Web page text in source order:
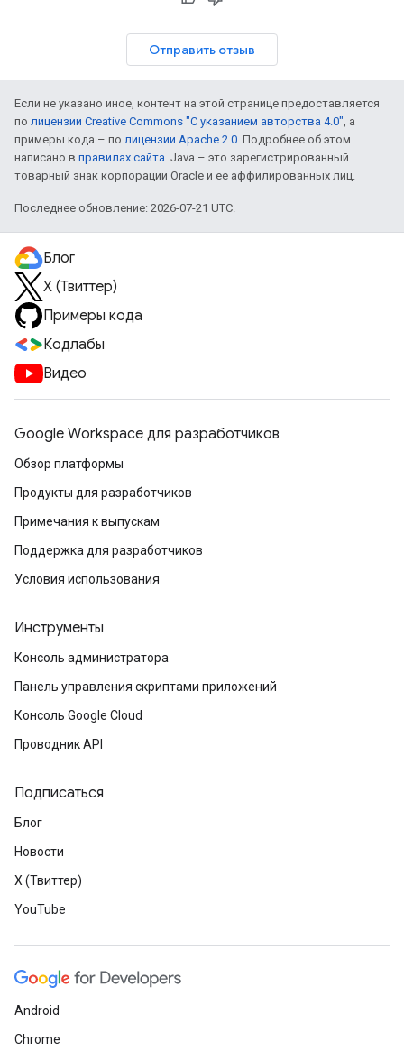
Отправить отзыв
Если не указано иное, контент на этой странице предоставляется
по лицензии Creative Commons "С указанием авторства 4.0", а
примеры кода – по лицензии Apache 2.0. Подробнее об этом
написано в правилах сайта. Java – это зарегистрированный
товарный знак корпорации Oracle и ее аффилированных лиц.
Последнее обновление: 2026-07-21 UTC.
Блог
X (Твиттер)
Примеры кода
Кодлабы
Видео
Google Workspace для разработчиков
Обзор платформы
Продукты для разработчиков
Примечания к выпускам
Поддержка для разработчиков
Условия использования
Инструменты
Консоль администратора
Панель управления скриптами приложений
Консоль Google Cloud
Проводник API
Подписаться
Блог
Новости
X (Твиттер)
YouTube
Android
Chrome